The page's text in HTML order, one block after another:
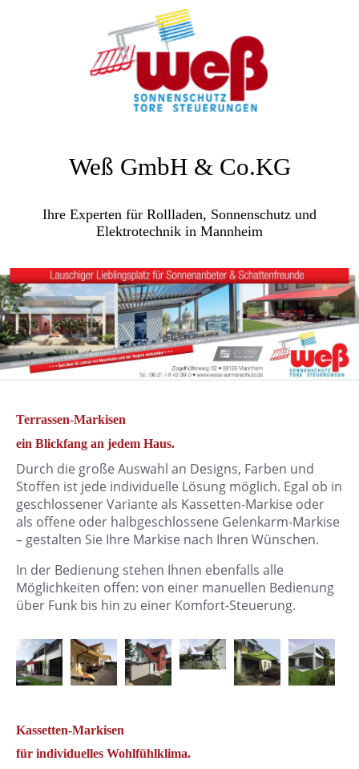
Weß GmbH & Co.KG
Ihre Experten für Rollladen, Sonnenschutz und
Elektrotechnik in Mannheim
Terrassen-Markisen
ein Blickfang an jedem Haus.
Durch die große Auswahl an Designs, Farben und
Stoffen ist jede individuelle Lösung möglich. Egal ob in
geschlossener Variante als Kassetten-Markise oder
als offene oder halbgeschlossene Gelenkarm-Markise
– gestalten Sie Ihre Markise nach Ihren Wünschen.
In der Bedienung stehen Ihnen ebenfalls alle
Möglichkeiten offen: von einer manuellen Bedienung
über Funk bis hin zu einer Komfort-Steuerung.
Kassetten-Markisen
für individuelles Wohlfühlklima.